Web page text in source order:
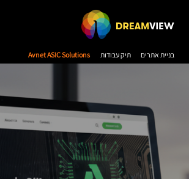
בניית אתרים תיק עבודות Avnet ASIC Solutions